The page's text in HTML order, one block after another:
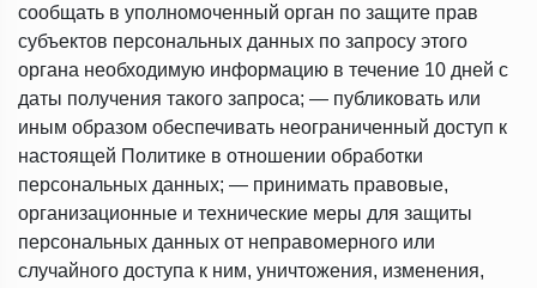
сообщать в уполномоченный орган по защите прав
субъектов персональных данных по запросу этого
органа необходимую информацию в течение 10 дней с
даты получения такого запроса; — публиковать или
иным образом обеспечивать неограниченный доступ к
настоящей Политике в отношении обработки
персональных данных; — принимать правовые,
организационные и технические меры для защиты
персональных данных от неправомерного или
случайного доступа к ним, уничтожения, изменения,